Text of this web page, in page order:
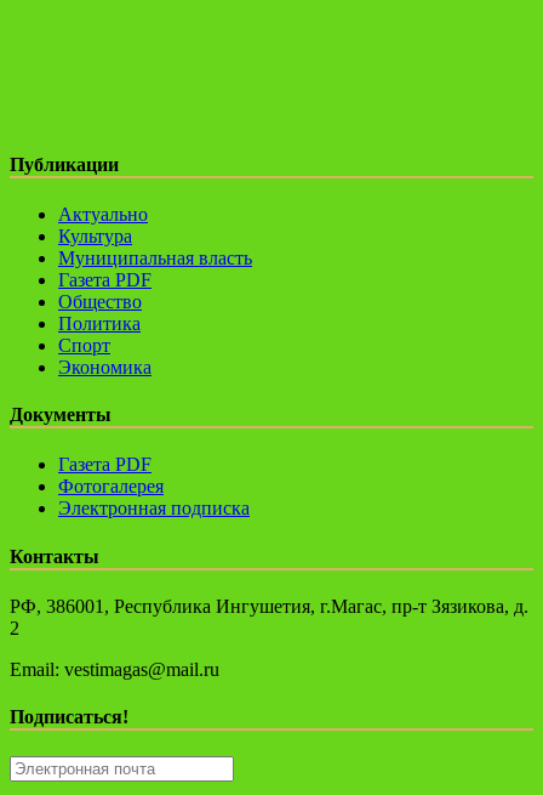
Публикации
Актуально
Культура
Муниципальная власть
Газета PDF
Общество
Политика
Спорт
Экономика
Документы
Газета PDF
Фотогалерея
Электронная подписка
Контакты
РФ, 386001, Республика Ингушетия, г.Магас, пр-т Зязикова, д.
2
Email: vestimagas@mail.ru
Подписаться!